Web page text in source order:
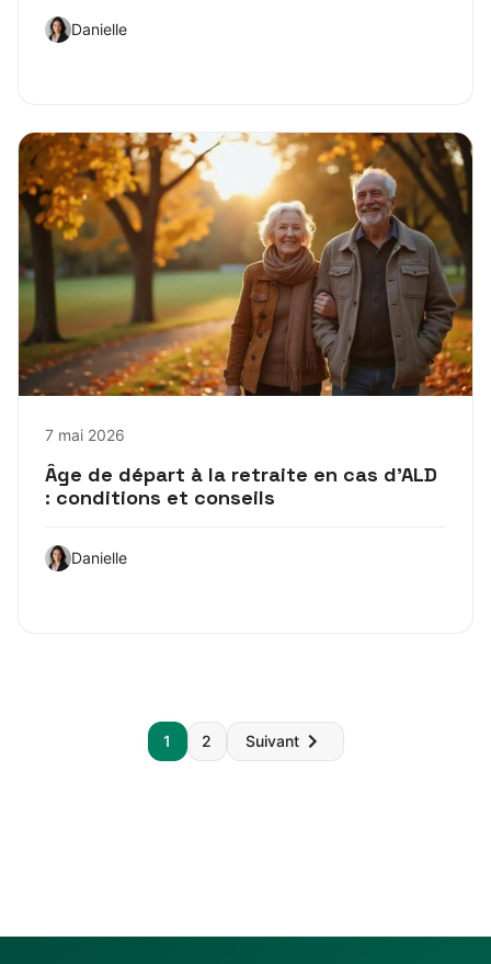
Danielle
7 mai 2026
Âge de départ à la retraite en cas d’ALD
: conditions et conseils
Danielle
Pagination
des
1 2 Suivant